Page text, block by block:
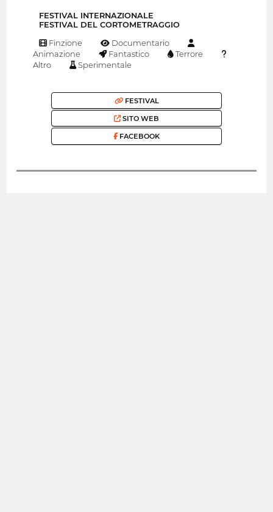
FESTIVAL INTERNAZIONALE
FESTIVAL DEL CORTOMETRAGGIO
Finzione
Documentario
Animazione
Fantastico
Terrore
Altro
Sperimentale
FESTIVAL
SITO WEB
FACEBOOK